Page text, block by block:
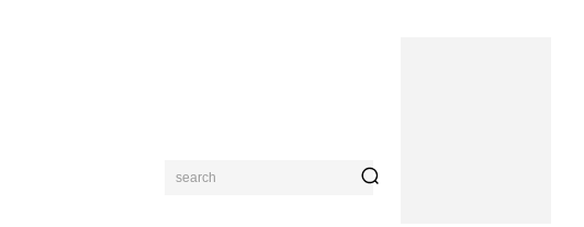
search